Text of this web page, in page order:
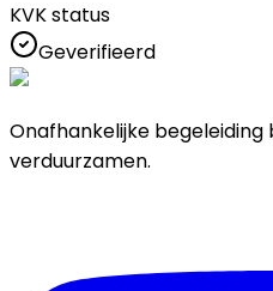
KVK status
Geverifieerd
Onafhankelijke begeleiding
verduurzamen.